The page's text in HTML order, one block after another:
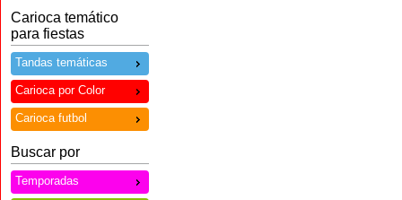
Carioca temático
para fiestas
Tandas temáticas
Carioca por Color
Carioca futbol
Buscar por
Temporadas